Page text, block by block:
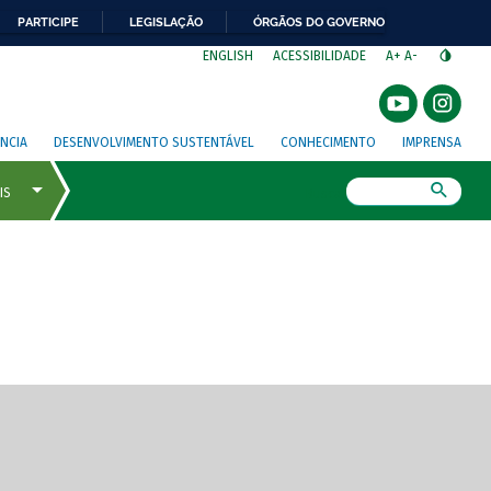
PARTICIPE LEGISLAÇÃO ÓRGÃOS DO GOVERNO
ENGLISH ACESSIBILIDADE A+ A-
DESENVOLVIMENTO SUSTENTÁVEL CONHECIMENTO IMPRENSA
de tela